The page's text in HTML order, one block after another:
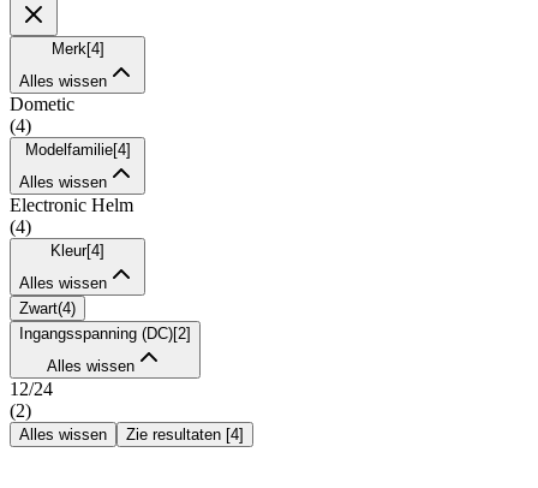
Merk [4]
Alles wissen
Dometic
(4)
Modelfamilie[4]
Alles wissen
Electronic Helm
(4)
Kleur[4]
Alles wissen
Zwart(4)
Ingangsspanning (DC)[2]
Alles wissen
12/24
(2)
Alles wissen Zie resultaten [4]